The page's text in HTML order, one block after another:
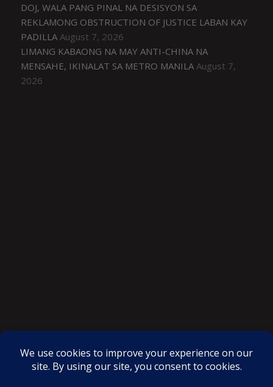
DOJ, WALA PANG PINAL NA DESISYON SA
REKLAMONG OBSTRUCTION OF JUSTICE LABAN KAY
PADILLA August 7, 2026
LIMANG KABAONG NA MAY ANTI-CHINA NA
MENSAHE, IKINALAT SA METRO MANILA August 7,
2026